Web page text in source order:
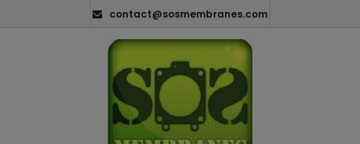
contact@sosmembranes.com